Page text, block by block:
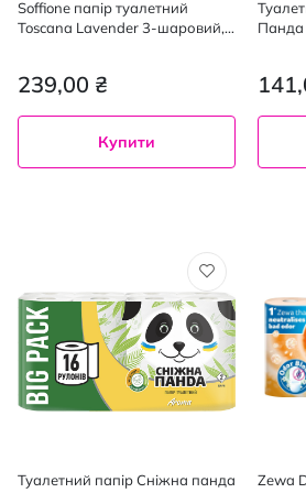
Soffione папір туалетний
Toscana Lavender 3-шаровий,
239,00 ₴
Купити
Панда
Туалетний папір Сніжна панда
Zewa